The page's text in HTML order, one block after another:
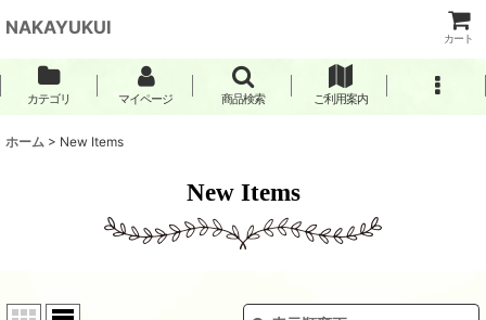
NAKAYUKUI
カート
カテゴリ マイページ 商品検索 ご利用案内
ホーム > New Items
New Items